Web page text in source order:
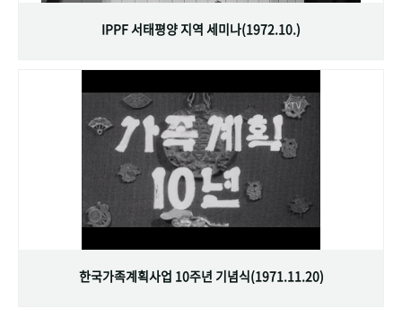
IPPF 서태평양 지역 세미나(1972.10.)
한국가족계획사업 10주년 기념식(1971.11.20)